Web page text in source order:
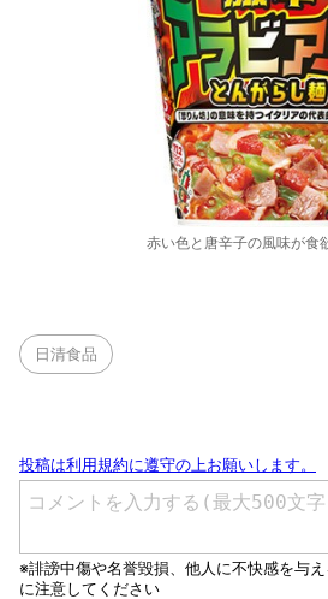
赤い色と唐辛子の風味が食
日清食品